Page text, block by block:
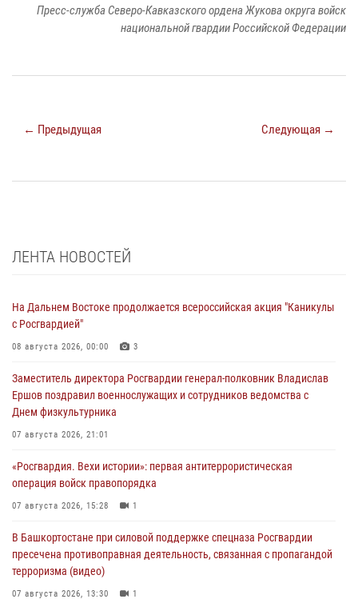
Пресс-служба Северо-Кавказского ордена Жукова округа войск
национальной гвардии Российской Федерации
← Предыдущая Следующая →
ЛЕНТА НОВОСТЕЙ
На Дальнем Востоке продолжается всероссийская акция "Каникулы
с Росгвардией"
08 августа 2026, 00:00 3
Заместитель директора Росгвардии генерал-полковник Владислав
Ершов поздравил военнослужащих и сотрудников ведомства с
Днем физкультурника
07 августа 2026, 21:01
«Росгвардия. Вехи истории»: первая антитеррористическая
операция войск правопорядка
07 августа 2026, 15:28 1
В Башкортостане при силовой поддержке спецназа Росгвардии
пресечена противоправная деятельность, связанная с пропагандой
терроризма (видео)
07 августа 2026, 13:30 1